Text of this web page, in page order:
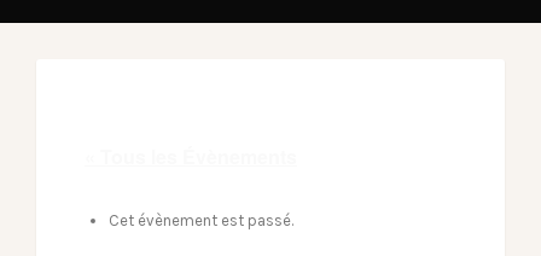
Cet évènement est passé.